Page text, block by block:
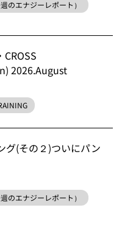
のエナジーレポート）
CROSS
2026.August
グ(その２)ついにパン
のエナジーレポート）